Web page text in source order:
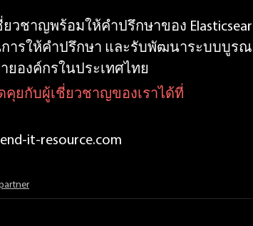
ยวชาญพร้อมให้คำปรึกษาของ
ารให้คำปรึกษา และรับพัฒนาระบบบูรณา
ยองค์กรในประเทศไทย
คุยกับผู้เชี่ยวชาญของเราได้ที่
it-resource.com